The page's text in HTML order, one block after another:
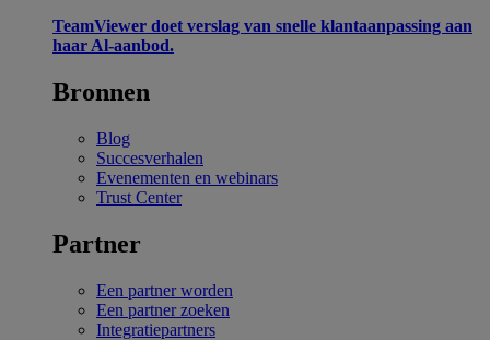
TeamViewer doet verslag van snelle klantaanpassing aan
haar Al-aanbod.
Bronnen
Blog
Succesverhalen
Evenementen en webinars
Trust Center
Partner
Een partner worden
Een partner zoeken
Integratiepartners